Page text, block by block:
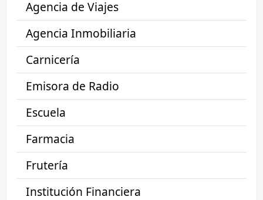
Agencia de Viajes
Agencia Inmobiliaria
Carnicería
Emisora de Radio
Escuela
Farmacia
Frutería
Institución Financiera